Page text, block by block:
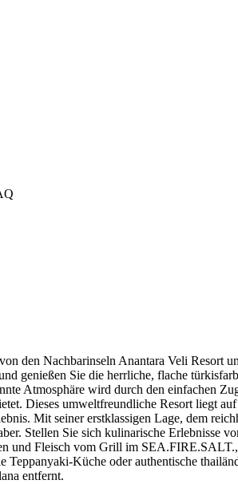
den Nachbarinseln Anantara Veli Resort
genießen Sie die herrliche, flache
Atmosphäre wird durch den einfachen
Dieses umweltfreundliche Resort liegt
Mit seiner erstklassigen Lage, dem
Stellen Sie sich kulinarische Erlebnisse
und Fleisch vom Grill im
Küche oder authentische
entfernt.